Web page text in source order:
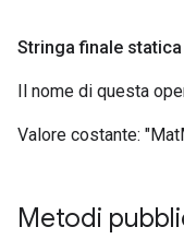
Stringa finale
Il nome di questa
Valore costante:
Metodi